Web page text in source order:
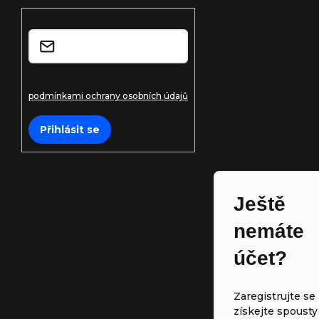
podmínkami ochrany osobních údajů
Přihlásit se
Ještě
nemáte
účet?
Zaregistrujte se
získejte spousty